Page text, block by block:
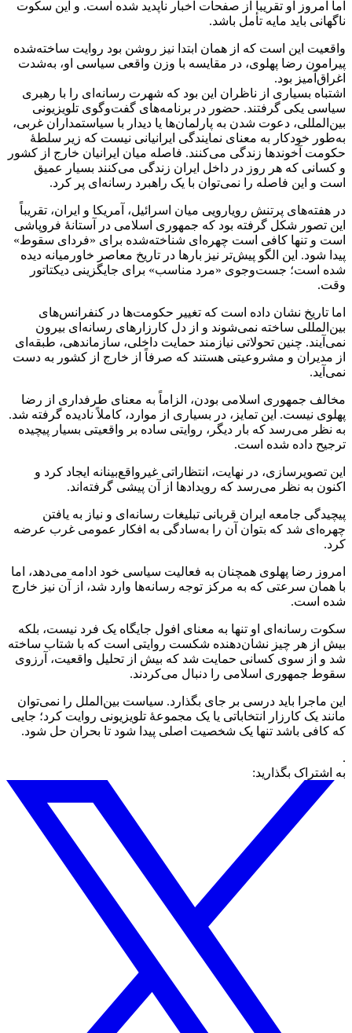
اما امروز او تقریباً از صفحات اخبار ناپدید شده است. و این سکوت
ناگهانی باید مایه تأمل باشد.
واقعیت این است که از همان ابتدا نیز روشن بود روایت ساخته‌شده
پیرامون رضا پهلوی، در مقایسه با وزن واقعی سیاسی او، به‌شدت
اغراق‌آمیز بود.
اشتباه بسیاری از ناظران این بود که شهرت رسانه‌ای را با رهبری
سیاسی یکی گرفتند. حضور در برنامه‌های گفت‌وگوی تلویزیونی
بین‌المللی، دعوت شدن به پارلمان‌ها یا دیدار با سیاستمداران غربی،
به‌طور خودکار به معنای نمایندگی ایرانیانی نیست که زیر سلطهٔ
حکومت آخوندها زندگی می‌کنند. فاصله میان ایرانیان خارج از کشور
و کسانی که هر روز در داخل ایران زندگی می‌کنند بسیار عمیق
است و این فاصله را نمی‌توان با یک راهبرد رسانه‌ای پر کرد.
در هفته‌های پرتنش رویارویی میان اسرائیل، آمریکا و ایران، تقریباً
این تصور شکل گرفته بود که جمهوری اسلامی در آستانهٔ فروپاشی
است و تنها کافی است چهره‌ای شناخته‌شده برای «فردای سقوط»
پیدا شود. این الگو پیش‌تر نیز بارها در تاریخ معاصر خاورمیانه دیده
شده است؛ جست‌وجوی «مرد مناسب» برای جایگزینی دیکتاتور
وقت.
اما تاریخ نشان داده است که تغییر حکومت‌ها در کنفرانس‌های
بین‌المللی ساخته نمی‌شوند و از دل کارزارهای رسانه‌ای بیرون
نمی‌آیند. چنین تحولاتی نیازمند حمایت داخلی، سازماندهی، طبقه‌ای
از مدیران و مشروعیتی هستند که صرفاً از خارج از کشور به دست
نمی‌آید.
مخالف جمهوری اسلامی بودن، الزاماً به معنای طرفداری از رضا
پهلوی نیست. این تمایز، در بسیاری از موارد، کاملاً نادیده گرفته شد.
به نظر می‌رسد که بار دیگر، روایتی ساده بر واقعیتی بسیار پیچیده
ترجیح داده شده است.
این تصویرسازی، در نهایت، انتظاراتی غیرواقع‌بینانه ایجاد کرد و
اکنون به نظر می‌رسد که رویدادها از آن پیشی گرفته‌اند.
پیچیدگی جامعه ایران قربانی تبلیغات رسانه‌ای و نیاز به یافتن
چهره‌ای شد که بتوان آن را به‌سادگی به افکار عمومی غرب عرضه
کرد.
امروز رضا پهلوی همچنان به فعالیت سیاسی خود ادامه می‌دهد، اما
با همان سرعتی که به مرکز توجه رسانه‌ها وارد شد، از آن نیز خارج
شده است.
سکوت رسانه‌ای او تنها به معنای افول جایگاه یک فرد نیست، بلکه
بیش از هر چیز نشان‌دهنده شکست روایتی است که با شتاب ساخته
شد و از سوی کسانی حمایت شد که بیش از تحلیل واقعیت، آرزوی
سقوط جمهوری اسلامی را دنبال می‌کردند.
این ماجرا باید درسی بر جای بگذارد. سیاست بین‌الملل را نمی‌توان
مانند یک کارزار انتخاباتی یا یک مجموعهٔ تلویزیونی روایت کرد؛ جایی
که کافی باشد تنها یک شخصیت اصلی پیدا شود تا بحران حل شود.
.
به اشتراک بگذارید: